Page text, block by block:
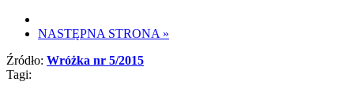
NASTĘPNA STRONA »
Źródło: Wróżka nr 5/2015
Tagi: